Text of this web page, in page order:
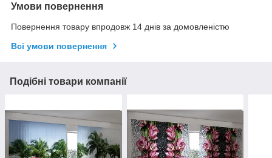
Умови повернення
Повернення товару впродовж 14 днів за домовленістю
Всі умови повернення
Подібні товари компанії